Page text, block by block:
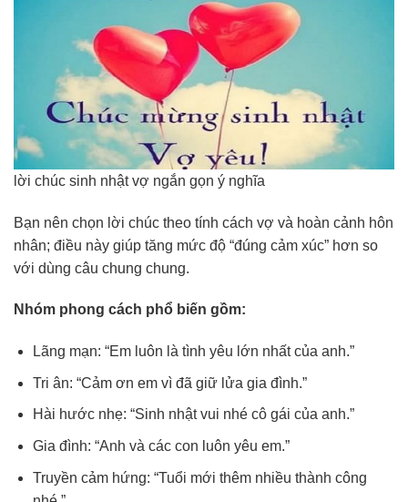
lời chúc sinh nhật vợ ngắn gọn ý nghĩa
Bạn nên chọn lời chúc theo tính cách vợ và hoàn cảnh hôn
nhân; điều này giúp tăng mức độ “đúng cảm xúc” hơn so
với dùng câu chung chung.
Nhóm phong cách phổ biến gồm:
Lãng mạn: “Em luôn là tình yêu lớn nhất của anh.”
Tri ân: “Cảm ơn em vì đã giữ lửa gia đình.”
Hài hước nhẹ: “Sinh nhật vui nhé cô gái của anh.”
Gia đình: “Anh và các con luôn yêu em.”
Truyền cảm hứng: “Tuổi mới thêm nhiều thành công